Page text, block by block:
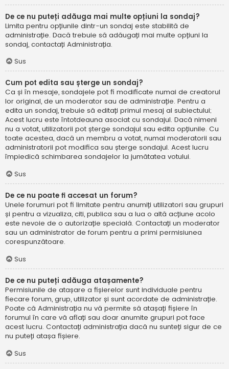
De ce nu puteți adăuga mai multe opțiuni la sondaj?
Limita pentru opțiunile dintr-un sondaj este stabilită de
administrație. Dacă trebuie să adăugați mai multe opțiuni la
sondaj, contactați Administrația.
Sus
Cum pot edita sau șterge un sondaj?
Ca și în mesaje, sondajele pot fi modificate numai de creatorul
lor original, de un moderator sau de administrație. Pentru a
edita un sondaj, trebuie să editați primul mesaj al subiectului;
Acest lucru este întotdeauna asociat cu sondajul. Dacă nimeni
nu a votat, utilizatorii pot șterge sondajul sau edita opțiunile. Cu
toate acestea, dacă un membru a votat, numai moderatorii sau
administratorii pot modifica sau șterge sondajul. Acest lucru
împiedică schimbarea sondajelor la jumătatea votului.
Sus
De ce nu poate fi accesat un forum?
Unele forumuri pot fi limitate pentru anumiți utilizatori sau grupuri
și pentru a vizualiza, citi, publica sau a lua o altă acțiune acolo
este nevoie de o autorizație specială. Contactați un moderator
sau un administrator de forum pentru a primi permisiunea
corespunzătoare.
Sus
De ce nu puteți adăuga atașamente?
Permisiunile de atașare a fișierelor sunt individuale pentru
fiecare forum, grup, utilizator și sunt acordate de administrație.
Poate că Administrația nu vă permite să atașați fișiere în
forumul în care vă aflați sau doar anumite grupuri pot face
acest lucru. Contactați administrația dacă nu sunteți sigur de ce
nu puteți atașa fișiere.
Sus